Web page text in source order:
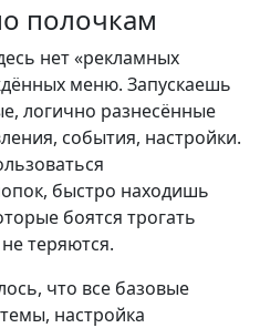
полочкам
нет «рекламных
меню. Запускаешь
логично разнесённые
события, настройки.
быстро находишь
боятся трогать
теряются.
что все базовые
настройка